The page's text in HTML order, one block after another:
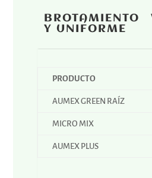
BROTAMIENTO
Y UNIFORME
PRODUCTO
AUMEX GREEN RAÍZ
MICRO MIX
AUMEX PLUS